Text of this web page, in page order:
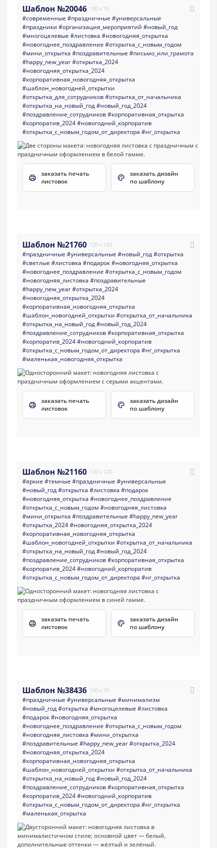
Шаблон №20046 100 x 70
#современные #праздничные #универсальные
#праздники #организация_мероприятий #новый_год
#многоцелевые #листовка #новогодняя_открытка
#новогоднее_поздравление #открытка_с_новым_годом
#мини_открытка #поздравительные #письмо_или_грамота
#happy_new_year#открытка_2024
#новогодняя_открытка_2024
#корпоративная_новогодняя_открытка
#шаблон_новогодней_открытки
#открытка_для_сотрудников#открытка_от_начальника
#открытка_на_новый_год#новый_год_2024
#поздравление_сотрудников#корпоративная_открытка
#корпоратив_2024#новогодний_корпоратив
#открытка_с_новым_годом_от_директора #нг_открытка
заказать печать
листовок
заказать дизайн
по шаблону
Шаблон №21760 120 x 120
#праздничные #универсальные #новый_год#открытка
#светлые #листовка #подарок#новогодняя_открытка
#новогоднее_поздравление #открытка_с_новым_годом
#новогодняя_листовка #поздравительные
#happy_new_year#открытка_2024
#новогодняя_открытка_2024
#корпоративная_новогодняя_открытка
#шаблон_новогодней_открытки #открытка_от_начальника
#открытка_на_новый_год#новый_год_2024
#поздравление_сотрудников#корпоративная_открытка
#корпоратив_2024#новогодний_корпоратив
#открытка_с_новым_годом_от_директора #нг_открытка
#маленькая_новогодняя_открытка
заказать печать
листовок
заказать дизайн
по шаблону
Шаблон №21160 120 x 120
#яркие #темные #праздничные #универсальные
#новый_год#открытка #листовка #подарок
#новогодняя_открытка #новогоднее_поздравление
#открытка_с_новым_годом #новогодняя_листовка
#мини_открытка #поздравительные #happy_new_year
#открытка_2024#новогодняя_открытка_2024
#корпоративная_новогодняя_открытка
#шаблон_новогодней_открытки #открытка_от_начальника
#открытка_на_новый_год#новый_год_2024
#поздравление_сотрудников#корпоративная_открытка
#корпоратив_2024#новогодний_корпоратив
#открытка_с_новым_годом_от_директора #нг_открытка
заказать печать
листовок
заказать дизайн
по шаблону
Шаблон №38436 100 x 70
#праздничные #универсальные #минимализм
#новый_год#открытка #многоцелевые #листовка
#подарок#новогодняя_открытка
#новогоднее_поздравление #открытка_с_новым_годом
#новогодняя_листовка #мини_открытка
#поздравительные #happy_new_year#открытка_2024
#новогодняя_открытка_2024
#корпоративная_новогодняя_открытка
#шаблон_новогодней_открытки #открытка_от_начальника
#открытка_на_новый_год#новый_год_2024
#поздравление_сотрудников#корпоративная_открытка
#корпоратив_2024#новогодний_корпоратив
#открытка_с_новым_годом_от_директора #нг_открытка
#маленькая_открытка